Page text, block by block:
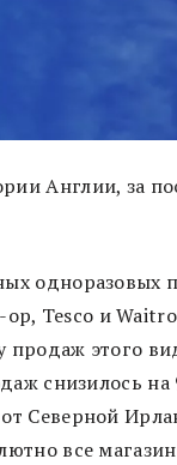
Англии, за
одноразовых
op, Tesco и
этого
снизилось
Северной
все